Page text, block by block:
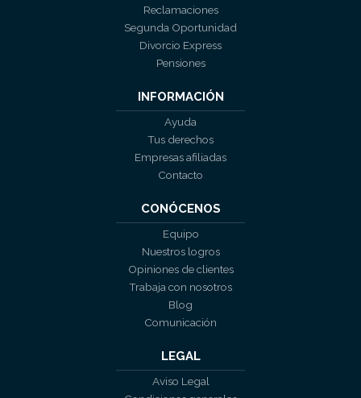
Reclamaciones
Segunda Oportunidad
Divorcio Express
Pensiones
INFORMACIÓN
Ayuda
Tus derechos
Empresas afiliadas
Contacto
CONÓCENOS
Equipo
Nuestros logros
Opiniones de clientes
Trabaja con nosotros
Blog
Comunicación
LEGAL
Aviso Legal